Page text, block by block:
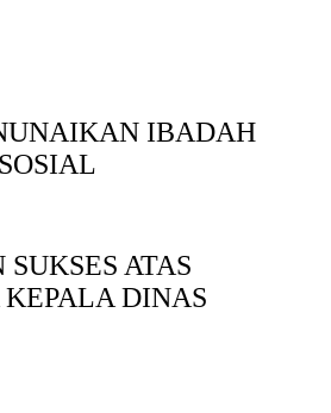
IBADAH
ATAS
DINAS